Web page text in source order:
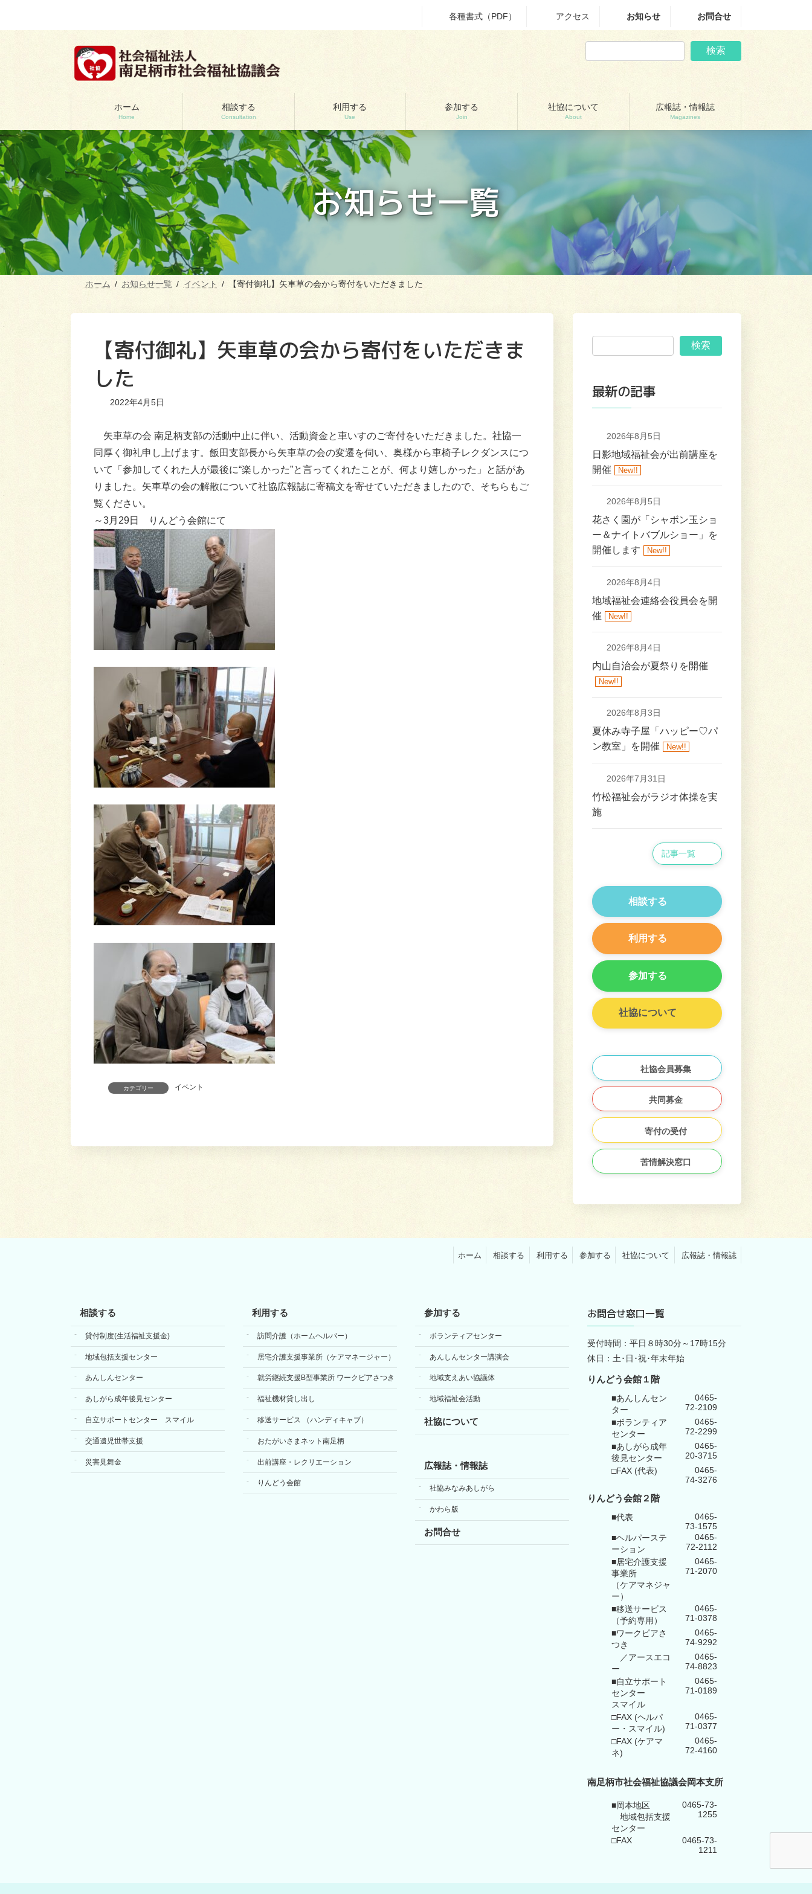
テ
ゲ
各種書式（PDF） アクセス お知らせ お問合せ
検索
ホーム
Home
相談する
Consultation
利用する
Use
参加する
Join
社協について
About
広報誌・情報誌
Magazines
お知らせ一覧
ホーム お知らせ一覧 イベント 【寄付御礼】矢車草の会から寄付をいただきました
【寄付御礼】矢車草の会から寄付をいただきま
した
2022年4月5日
矢車草の会 南足柄支部の活動中止に伴い、活動資金と車いすのご寄付をいただきました。社協一
同厚く御礼申し上げます。飯田支部長から矢車草の会の変遷を伺い、奥様から車椅子レクダンスにつ
いて「参加してくれた人が最後に“楽しかった”と言ってくれたことが、何より嬉しかった」と話があ
りました。矢車草の会の解散について社協広報誌に寄稿文を寄せていただきましたので、そちらもご
覧ください。
～3月29日 りんどう会館にて
カテゴリー イベント
検索
最新の記事
2026年8月5日
日影地域福祉会が出前講座を
開催
New!!
2026年8月5日
花さく園が「シャボン玉ショ
ー＆ナイトバブルショー」を
開催します
New!!
2026年8月4日
地域福祉会連絡会役員会を開
催
New!!
2026年8月4日
内山自治会が夏祭りを開催
New!!
2026年8月3日
夏休み寺子屋「ハッピー♡パ
ン教室」を開催
New!!
2026年7月31日
竹松福祉会がラジオ体操を実
施
記事一覧
相談する
利用する
参加する
社協について
社協会員募集
共同募金
寄付の受付
苦情解決窓口
ホーム 相談する 利用する 参加する 社協について 広報誌・情報誌
相談する
貸付制度(生活福祉支援金)
地域包括支援センター
あんしんセンター
あしがら成年後見センター
自立サポートセンター スマイル
交通遺児世帯支援
災害見舞金
利用する
訪問介護（ホームヘルパー）
居宅介護支援事業所（ケアマネージャー）
就労継続支援B型事業所 ワークピアさつき
福祉機材貸し出し
移送サービス （ハンディキャブ）
おたがいさまネット南足柄
出前講座・レクリエーション
りんどう会館
参加する
ボランティアセンター
あんしんセンター講演会
地域支えあい協議体
地域福祉会活動
社協について
広報誌・情報誌
社協みなみあしがら
かわら版
お問合せ
お問合せ窓口一覧
受付時間：平日８時30分～17時15分
休日：土･日･祝･年末年始
りんどう会館１階
■あんしんセン
ター
0465-
72-2109
■ボランティア
センター
0465-
72-2299
■あしがら成年
後見センター
0465-
20-3715
□FAX (代表)
0465-
74-3276
りんどう会館 ２階
■代表
0465-
73-1575
■ヘルパーステ
ーション
0465-
72-2112
■居宅介護支援
事業所
（ケアマネジャ
ー）
0465-
71-2070
■移送サービス
（予約専用）
0465-
71-0378
■ワークピアさ
つき
0465-
74-9292
／アースエコ
ー
0465-
74-8823
■自立サポート
センター
スマイル
0465-
71-0189
□FAX (ヘルパ
ー・スマイル)
0465-
71-0377
□FAX (ケアマ
ネ)
0465-
72-4160
南足柄市社会福祉協議会岡本支所
■岡本地区
地域包括支援
センター
0465-73-
1255
□FAX
0465-73-
1211